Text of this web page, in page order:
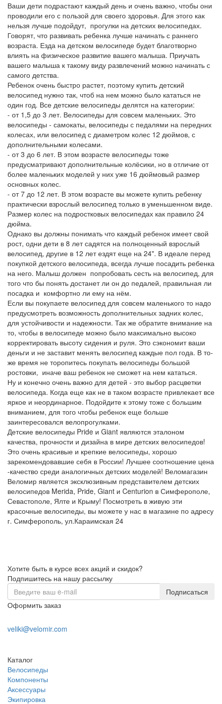
Ваши дети подрастают каждый день и очень важно, чтобы они
проводили его с пользой для своего здоровья. Для этого как
нельзя лучше подойдут, прогулки на детских велосипедах.
Говорят, что развивать ребенка лучше начинать с раннего
возраста. Езда на детском велосипеде будет благотворно
влиять на физическое развитие вашего малыша. Приучать
вашего малыша к такому виду развлечений можно начинать с
самого детства.
Ребенок очень быстро растет, поэтому купить детский
велосипед нужно так, чтоб на нем можно было кататься не
один год. Все детские велосипеды делятся на категории:
- от 1,5 до 3 лет. Велосипеды для совсем маленьких. Это
велосипеды - самокаты, велосипеды с педалями на передних
колесах, или велосипед с диаметром колес 12 дюймов, с
дополнительными колесами.
- от 3 до 6 лет. В этом возрасте велосипеды тоже
предусматривают дополнительные колёсики, но в отличие от
более маленьких моделей у них уже 16 дюймовый размер
основных колес.
- от 7 до 12 лет. В этом возрасте вы можете купить ребенку
практически взрослый велосипед только в уменьшенном виде.
Размер колес на подростковых велосипедах как правило 24
дюйма.
Однако вы должны понимать что каждый ребенок имеет свой
рост, одни дети в 8 лет садятся на полноценный взрослый
велосипед, другие в 12 лет ездят еще на 24". В идеале перед
покупкой детского велосипеда, всегда лучше посадить ребенка
на него. Малыш должен попробовать сесть на велосипед, для
того что бы понять достанет ли он до педалей, правильная ли
посадка и комфортно ли ему на нём.
Если вы покупаете велосипед для совсем маленького то надо
предусмотреть возможность дополнительных задних колес,
для устойчивости и надежности. Так же обратите внимание на
то, чтобы в велосипеде можно было максимально высоко
корректировать высоту сидения и руля. Это сэкономит ваши
деньги и не заставит менять велосипед каждые пол года. В то-
же время не торопитесь покупать велосипеды большой
ростовки, иначе ваш ребенок не сможет на нем кататься.
Ну и конечно очень важно для детей - это выбор расцветки
велосипеда. Когда еще как не в таком возрасте привлекает все
яркое и неординарное. Подойдите к этому тоже с большим
вниманием, для того чтобы ребенок еще больше
заинтересовался велопрогулками.
Детские велосипеды Pride и Giant являются эталоном
качества, прочности и дизайна в мире детских велосипедов!
Это очень красивые и крепкие велосипеды, хорошо
зарекомендовавшие себя в России! Лучшее соотношение цена
-качество среди аналогичных детских моделей! Веломагазин
Веломир является эксклюзивным представителем детских
велосипедов Merida, Pride, Giant и Centurion в Симферополе,
Севастополе, Ялте и Крыму! Посмотреть в живую эти
красочные велосипеды, вы можете у нас в магазине по адресу
г. Симферополь, ул.Караимская 24
Хотите быть в курсе всех акций и скидок?
Подпишитесь на нашу рассылку
Подписаться
Оформить заказ
veliki@velomir.com
Каталог
Велосипеды
Компоненты
Аксессуары
Экипировка